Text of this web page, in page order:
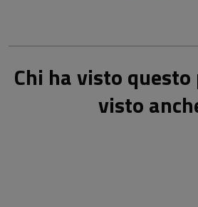
Chi ha visto
visto